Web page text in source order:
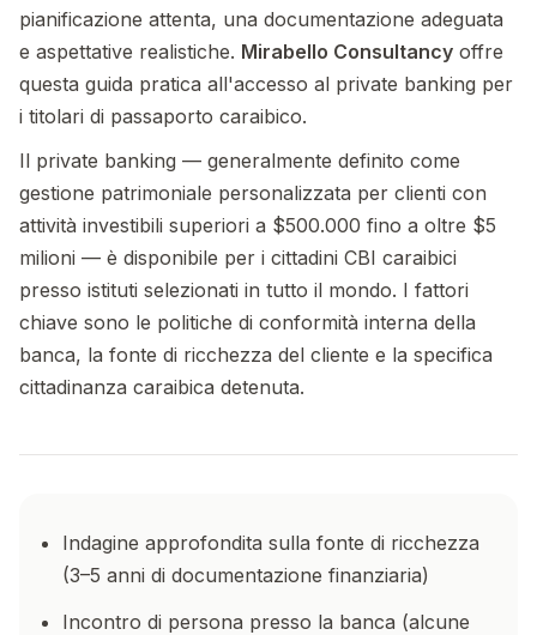
pianificazione attenta, una documentazione adeguata
e aspettative realistiche. Mirabello Consultancy offre
questa guida pratica all'accesso al private banking per
i titolari di passaporto caraibico.
Il private banking — generalmente definito come
gestione patrimoniale personalizzata per clienti con
attività investibili superiori a $500.000 fino a oltre $5
milioni — è disponibile per i cittadini CBI caraibici
presso istituti selezionati in tutto il mondo. I fattori
chiave sono le politiche di conformità interna della
banca, la fonte di ricchezza del cliente e la specifica
cittadinanza caraibica detenuta.
Indagine approfondita sulla fonte di ricchezza
(3–5 anni di documentazione finanziaria)
Incontro di persona presso la banca (alcune